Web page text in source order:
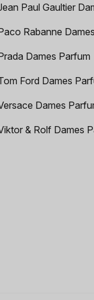
Paul Gaultier
Rabanne
Dames Parfum
Ford Dames
Dames
& Rolf Dames